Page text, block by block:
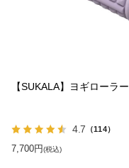
【SUKALA】ヨギローラー
4.7 （114）
7,700円(税込)